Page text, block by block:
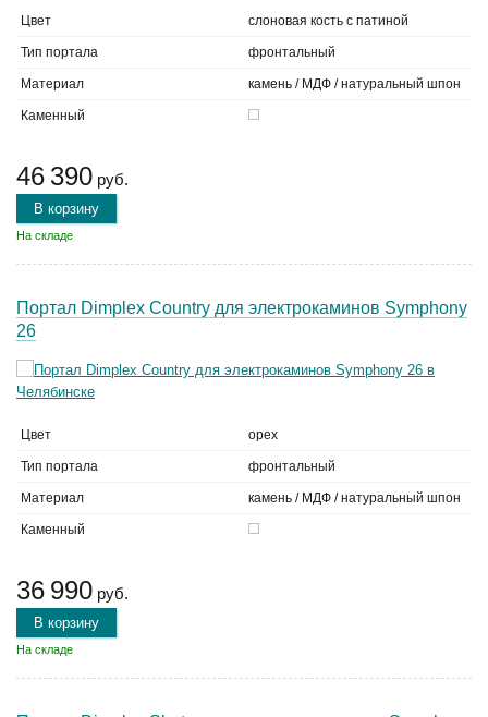
Цвет слоновая кость с патиной
Тип портала фронтальный
Материал камень / МДФ / натуральный шпон
Каменный
46 390 руб.
В корзину
На складе
Портал Dimplex Country для электрокаминов Symphony
26
Цвет орех
Тип портала фронтальный
Материал камень / МДФ / натуральный шпон
Каменный
36 990 руб.
В корзину
На складе